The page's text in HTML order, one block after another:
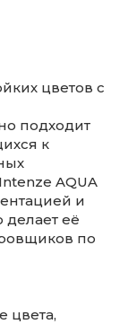
цветов с
подходит
к
AQUA
и
делает её
по
цвета,